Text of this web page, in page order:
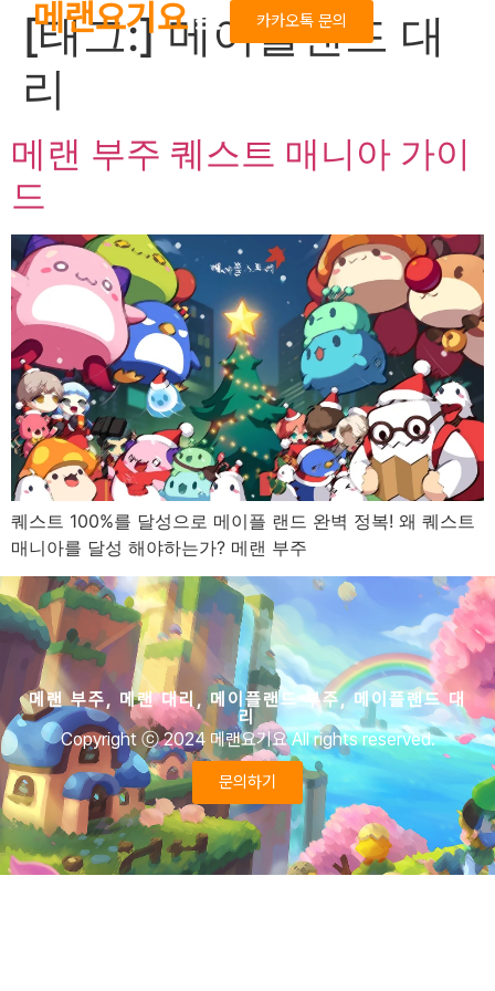
메랜요기요 카카오톡 문의
[태그:]메이플랜드 대
리
메랜 부주 퀘스트 매니아 가이
드
퀘스트 100%를 달성으로 메이플 랜드 완벽 정복! 왜 퀘스트
매니아를 달성 해야하는가? 메랜 부주
메랜 부주, 메랜 대리, 메이플랜드 부주, 메이플랜드 대
리
Copyright ⓒ 2024 메랜요기요 All rights reserved.
문의하기